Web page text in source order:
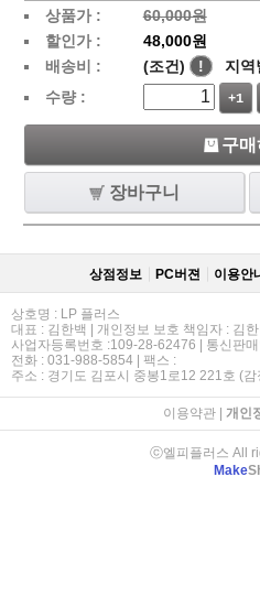
상품가 :
60,000원
할인가 :
48,000원
배송비 :
(조건) ! 지역
수량 :
+1
구매
장바구니
상점정보 PC버젼 이용안
상호명 : LP 플러스
대표 : 김한백 | 개인정보 보호 책임자 : 김한
사업자등록번호 :109-28-62476 | 통신판
전화 : 031-988-5854 | 팩스 :
주소 : 경기도 김포시 중봉1로12 221호 (
이용약관| 개인
ⓒ엘피플러스 All
Make